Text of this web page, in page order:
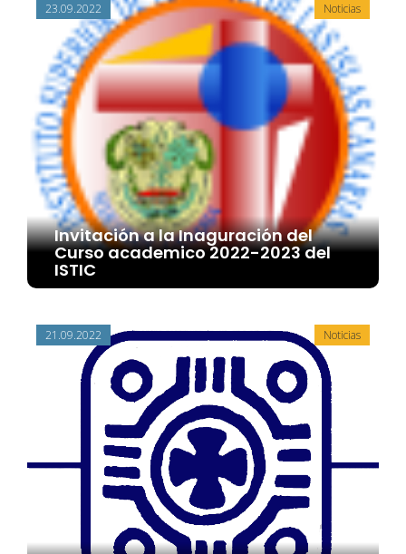
23.09.2022 Noticias
Invitación a la Inaguración del
Curso academico 2022-2023 del
ISTIC
21.09.2022 Noticias